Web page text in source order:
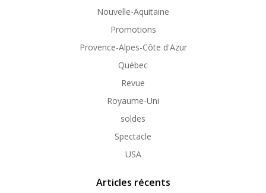
Nouvelle-Aquitaine
Promotions
Provence-Alpes-Côte d'Azur
Québec
Revue
Royaume-Uni
soldes
Spectacle
USA
Articles récents